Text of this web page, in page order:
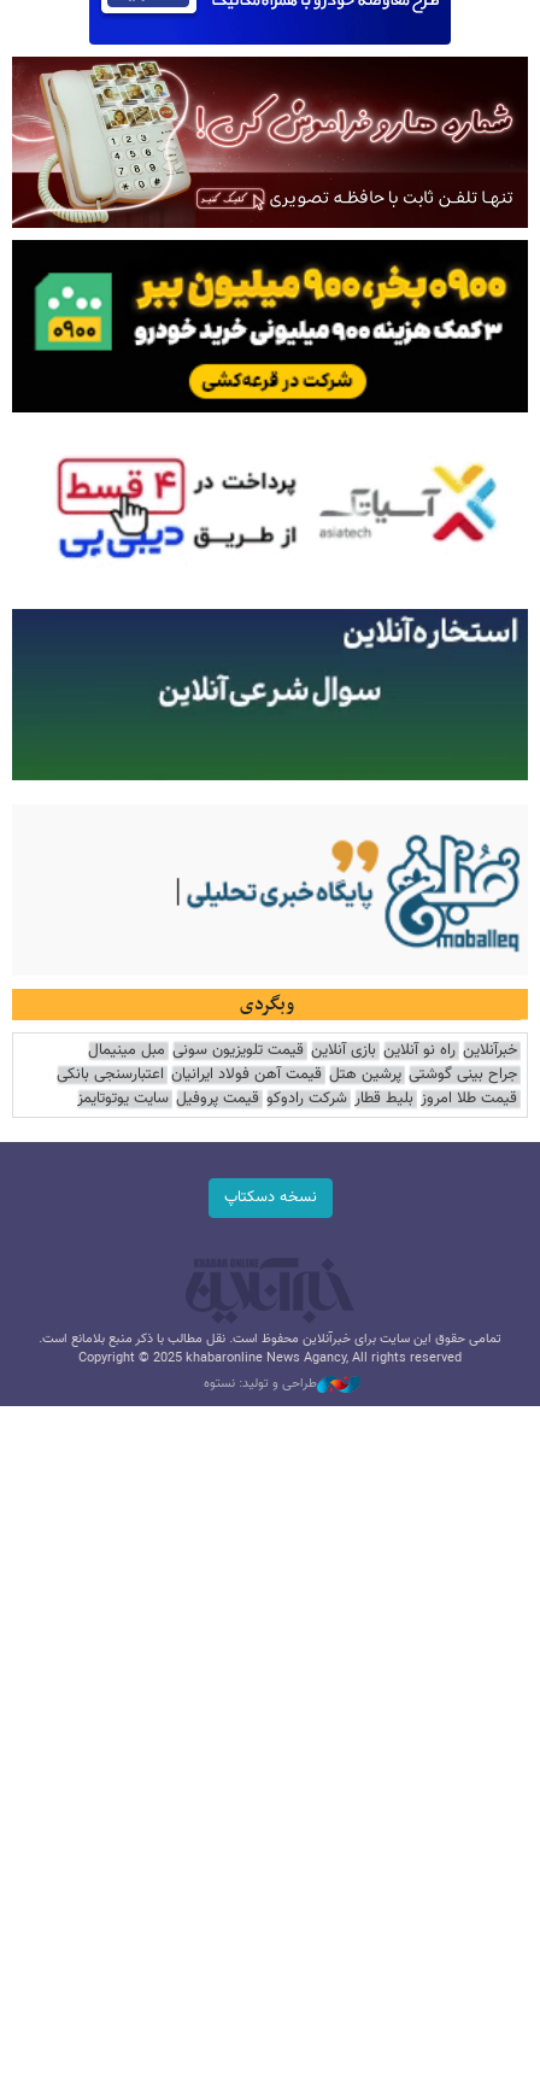
وبگردی
خبرآنلاین راه نو آنلاین بازی آنلاین قیمت تلویزیون سونی مبل مینیمال
جراح بینی گوشتی پرشین هتل قیمت آهن فولاد ایرانیان اعتبارسنجی بانکی
قیمت طلا امروز بلیط قطار شرکت رادوکو قیمت پروفیل سایت یوتوتایمز
نسخه دسکتاپ
تمامی حقوق این سایت برای خبرآنلاین محفوظ است. نقل مطالب با ذکر منبع بلامانع است.
Copyright © 2025 khabaronline News Agancy, All rights reserved
طراحی و تولید: نستوه